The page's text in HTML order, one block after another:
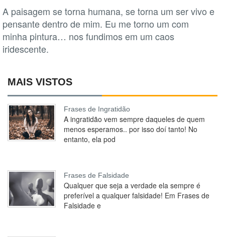
A paisagem se torna humana, se torna um ser vivo e
pensante dentro de mim. Eu me torno um com
minha pintura… nos fundimos em um caos
iridescente.
MAIS VISTOS
Frases de Ingratidão
A ingratidão vem sempre daqueles de quem
menos esperamos.. por isso doí tanto! No
entanto, ela pod
Frases de Falsidade
Qualquer que seja a verdade ela sempre é
preferível a qualquer falsidade! Em Frases de
Falsidade e